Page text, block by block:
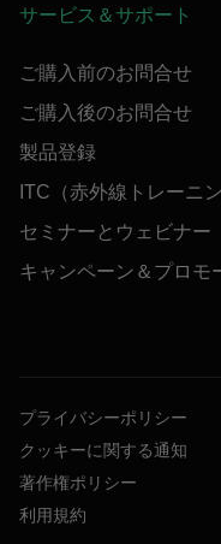
サービス＆サポート
ご購入前のお問合せ
ご購入後のお問合せ
製品登録
ITC（赤外線トレーニン
セミナーとウェビナー
キャンペーン＆プロモ
プライバシーポリシー
クッキーに関する通知
著作権ポリシー
利用規約